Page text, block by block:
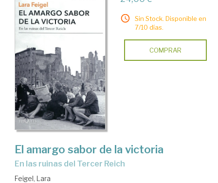
Sin Stock. Disponible en
7/10 días.
COMPRAR
El amargo sabor de la victoria
en las ruinas del Tercer Reich
Feigel, Lara